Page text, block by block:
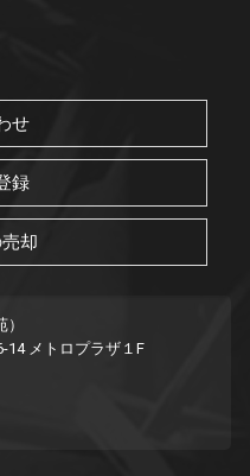
せ
録
却
14 メトロプラザ１F